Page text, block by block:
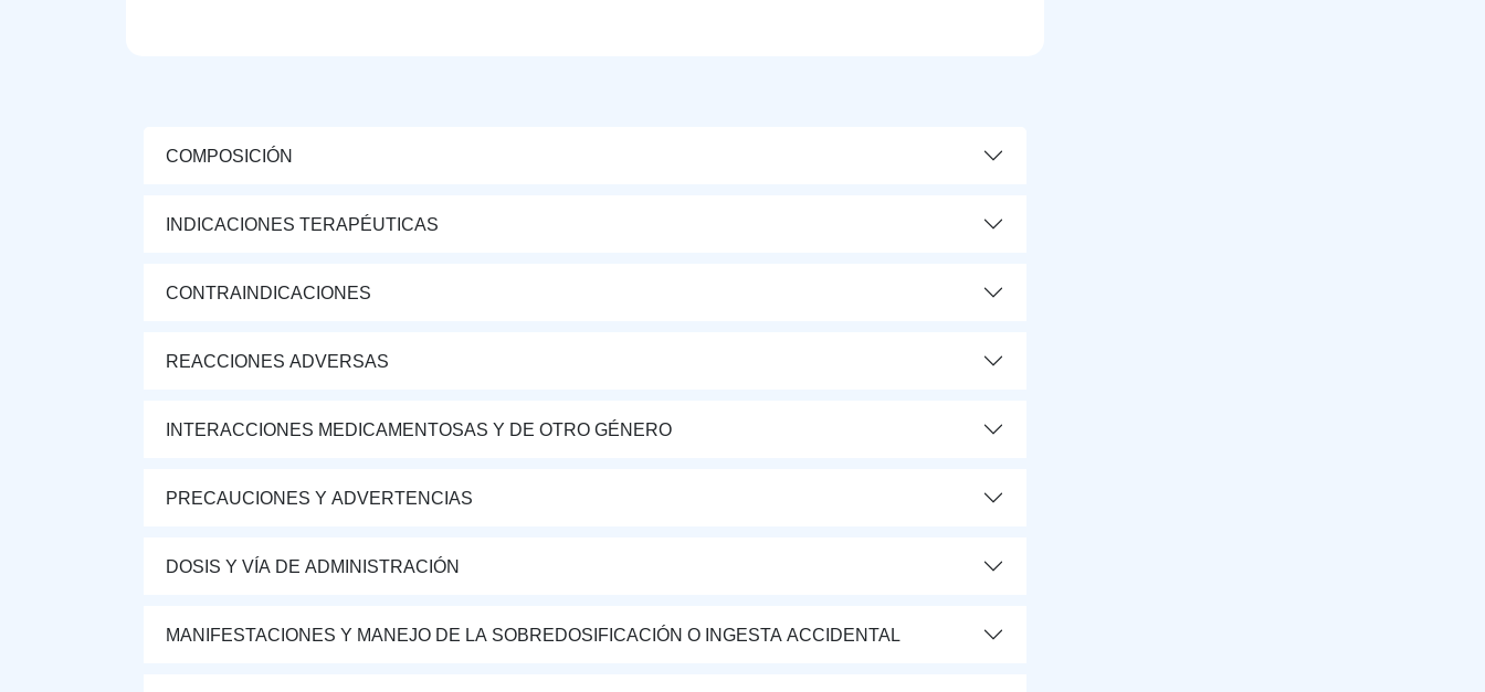
COMPOSICIÓN
INDICACIONES TERAPÉUTICAS
CONTRAINDICACIONES
REACCIONES ADVERSAS
INTERACCIONES MEDICAMENTOSAS Y DE OTRO GÉNERO
PRECAUCIONES Y ADVERTENCIAS
DOSIS Y VÍA DE ADMINISTRACIÓN
MANIFESTACIONES Y MANEJO DE LA SOBREDOSIFICACIÓN O INGESTA ACCIDENTAL